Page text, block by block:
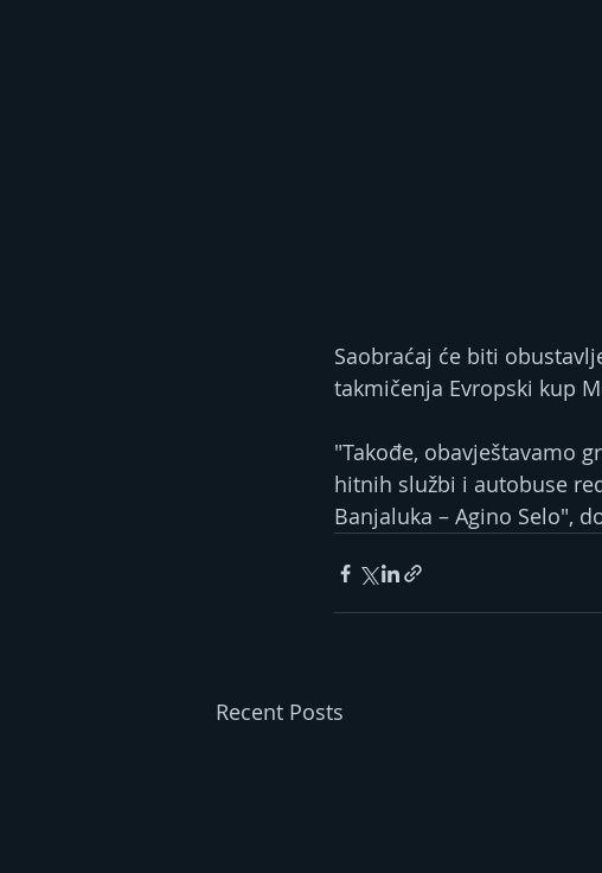
Saobraćaj će biti
takmičenja Еvropski kup
"Takođe, obavještavamo
hitnih službi i autobuse
Banjaluka – Agino Selo",
Recent Posts